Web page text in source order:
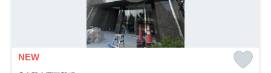
NEW